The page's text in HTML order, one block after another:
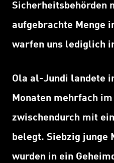
Sicherheitsbehörden
aufgebrachte Menge
warfen uns lediglich
Ola al-Jundi landete
Monaten mehrfach
zwischendurch mit
belegt. Siebzig junge
wurden in ein